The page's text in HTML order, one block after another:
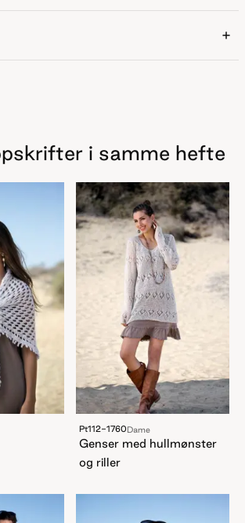
i samme hefte
Pt112-1760Dame
Genser med hullmønster
og riller